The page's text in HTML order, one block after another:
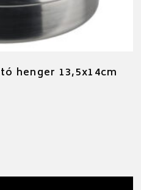
henger 13,5x14cm